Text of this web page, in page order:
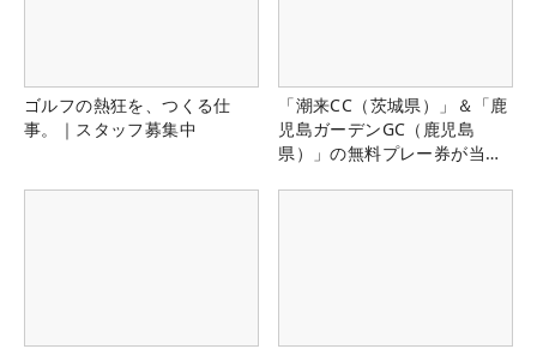
ゴルフの熱狂を、つくる仕
事。｜スタッフ募集中
「潮来CC（茨城県）」＆「鹿
児島ガーデンGC（鹿児島
県）」の無料プレー券が当た